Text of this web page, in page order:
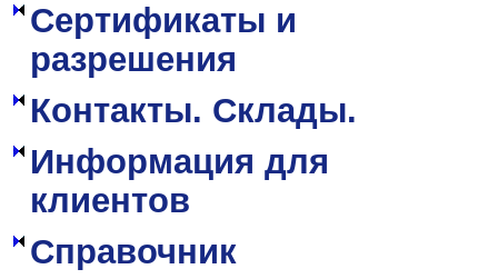
Сертификаты и
разрешения
Контакты. Склады.
Информация для
клиентов
Справочник